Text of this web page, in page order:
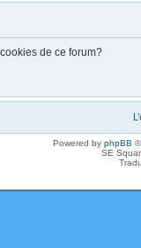
de ce forum?
Powered by phpBB
SE